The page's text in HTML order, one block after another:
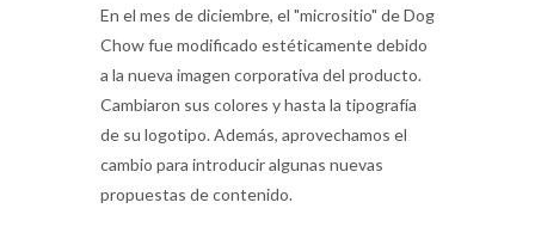
En el mes de diciembre, el "micrositio" de Dog
Chow fue modificado estéticamente debido
a la nueva imagen corporativa del producto.
Cambiaron sus colores y hasta la tipografía
de su logotipo. Además, aprovechamos el
cambio para introducir algunas nuevas
propuestas de contenido.